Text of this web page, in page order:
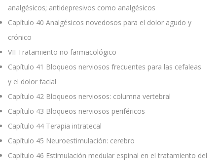
analgésicos; antidepresivos como analgésicos
Capítulo 40 Analgésicos novedosos para el dolor agudo y
crónico
VII Tratamiento no farmacológico
Capítulo 41 Bloqueos nerviosos frecuentes para las cefaleas
y el dolor facial
Capítulo 42 Bloqueos nerviosos: columna vertebral
Capítulo 43 Bloqueos nerviosos periféricos
Capítulo 44 Terapia intratecal
Capítulo 45 Neuroestimulación: cerebro
Capítulo 46 Estimulación medular espinal en el tratamiento del